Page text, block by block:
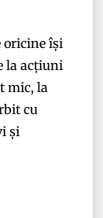
oricine își
la acțiuni
mic, la
cu
și